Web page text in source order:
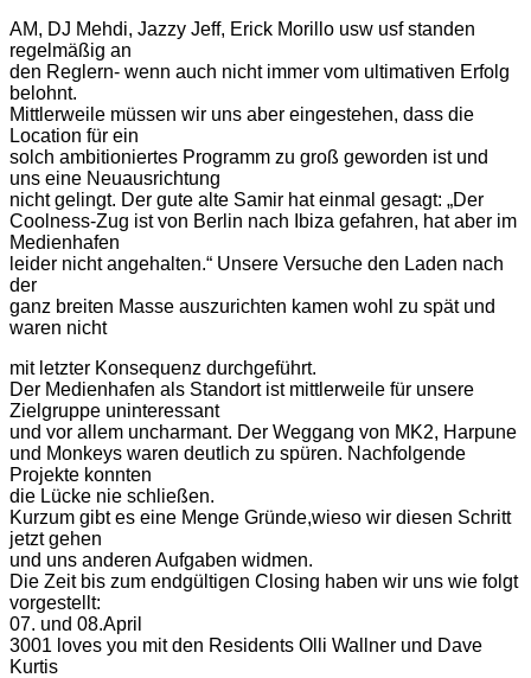
AM, DJ Mehdi, Jazzy Jeff, Erick Morillo usw usf standen
regelmäßig an
den Reglern- wenn auch nicht immer vom ultimativen Erfolg
belohnt.
Mittlerweile müssen wir uns aber eingestehen, dass die
Location für ein
solch ambitioniertes Programm zu groß geworden ist und
uns eine Neuausrichtung
nicht gelingt. Der gute alte Samir hat einmal gesagt: „Der
Coolness-Zug ist von Berlin nach Ibiza gefahren, hat aber im
Medienhafen
leider nicht angehalten.“ Unsere Versuche den Laden nach
der
ganz breiten Masse auszurichten kamen wohl zu spät und
waren nicht
mit letzter Konsequenz durchgeführt.
Der Medienhafen als Standort ist mittlerweile für unsere
Zielgruppe uninteressant
und vor allem uncharmant. Der Weggang von MK2, Harpune
und Monkeys waren deutlich zu spüren. Nachfolgende
Projekte konnten
die Lücke nie schließen.
Kurzum gibt es eine Menge Gründe,wieso wir diesen Schritt
jetzt gehen
und uns anderen Aufgaben widmen.
Die Zeit bis zum endgültigen Closing haben wir uns wie folgt
vorgestellt:
07. und 08.April
3001 loves you mit den Residents Olli Wallner und Dave
Kurtis